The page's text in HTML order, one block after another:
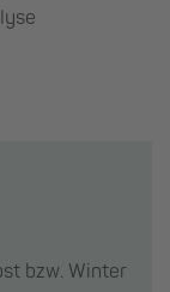
bzw. Winter